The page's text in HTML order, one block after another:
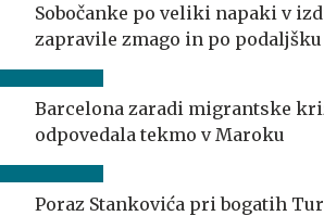
Sobočanke po veliki napaki v
zapravile zmago in po
Barcelona zaradi migrantske
odpovedala tekmo v Maroku
Poraz Stankovića pri bogatih